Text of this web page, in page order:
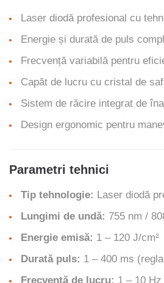
Laser diodă profesional cu
Energie și durată de puls
Frecvență variabilă pentru
Capăt de lucru cu cristal de
Sistem de răcire integrat de
Design ergonomic pentru
Parametri tehnici
Tip tehnologie: Laser diodă
Lungimi de undă: 755 nm /
Energie emisă: 1 – 120 J/cm²
Durată puls: 1 – 400 ms
Frecvență de lucru: 1 – 10 Hz